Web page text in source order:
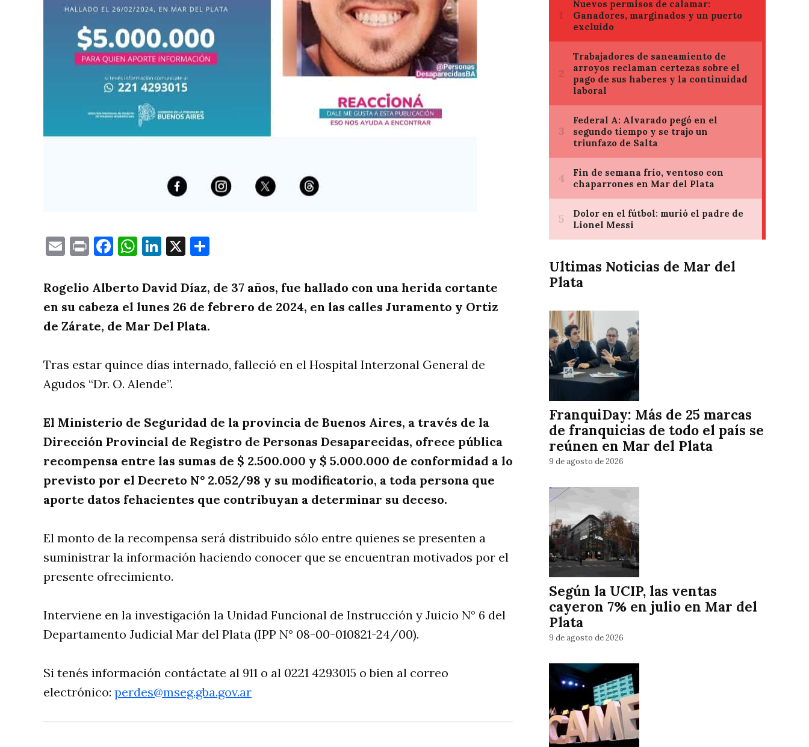
EmailPrintFacebook
WhatsApp
LinkedIn
X
Rogelio Alberto David Díaz, de 37 años, fue hallado con una herida cortante
en su cabeza el lunes 26 de febrero de 2024, en las calles Juramento y Ortiz
de Zárate, de Mar Del Plata.
Tras estar quince días internado, falleció en el Hospital Interzonal General de
Agudos “Dr. O. Alende”.
El Ministerio de Seguridad de la provincia de Buenos Aires, a través de la
Dirección Provincial de Registro de Personas Desaparecidas, ofrece pública
recompensa entre las sumas de $ 2.500.000 y $ 5.000.000 de conformidad a lo
previsto por el Decreto N° 2.052/98 y su modificatorio, a toda persona que
aporte datos fehacientes que contribuyan a determinar su deceso.
El monto de la recompensa será distribuido sólo entre quienes se presenten a
suministrar la información haciendo conocer que se encuentran motivados por el
presente ofrecimiento.
Interviene en la investigación la Unidad Funcional de Instrucción y Juicio N° 6 del
Departamento Judicial Mar del Plata (IPP N° 08-00-010821-24/00).
Si tenés información contáctate al 911 o al 0221 4293015 o bien al correo
electrónico: perdes@mseg.gba.gov.ar
Ultimas Noticias de Mar del
Plata
FranquiDay: Más de 25 marcas
de franquicias de todo el país se
reúnen en Mar del Plata
9 de agosto de 2026
Según la UCIP, las ventas
cayeron 7% en julio en Mar del
Plata
9 de agosto de 2026